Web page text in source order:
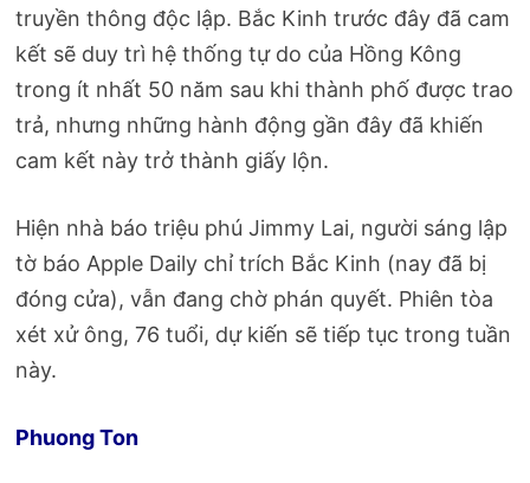
truyền thông độc lập. Bắc Kinh trước đây đã cam
kết sẽ duy trì hệ thống tự do của Hồng Kông
trong ít nhất 50 năm sau khi thành phố được trao
trả, nhưng những hành động gần đây đã khiến
cam kết này trở thành giấy lộn.
Hiện nhà báo triệu phú Jimmy Lai, người sáng lập
tờ báo Apple Daily chỉ trích Bắc Kinh (nay đã bị
đóng cửa), vẫn đang chờ phán quyết. Phiên tòa
xét xử ông, 76 tuổi, dự kiến sẽ tiếp tục trong tuần
này.
Phuong Ton